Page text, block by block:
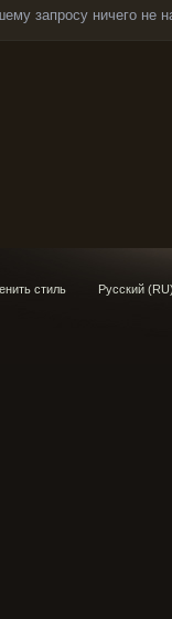
запросу ничего не
стиль Русский